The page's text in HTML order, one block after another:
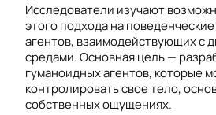
Исследователи изучают
этого подхода на
агентов, взаимодействующих с
средами. Основная цель —
гуманоидных агентов, которые
контролировать свое тело,
собственных ощущениях.